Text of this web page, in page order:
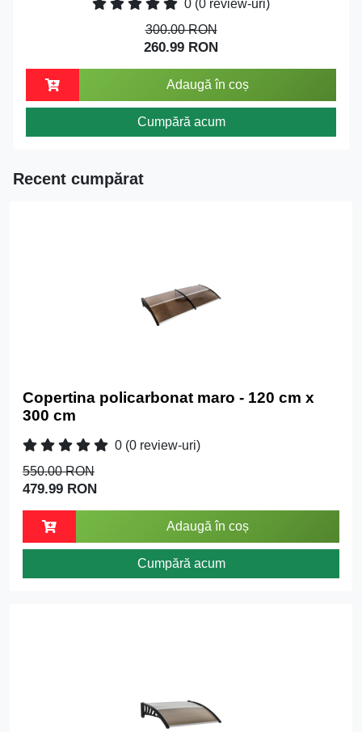
0 (0 review-uri)
300.00 RON
260.99 RON
Adaugă în coș
Cumpără acum
Recent cumpărat
Copertina policarbonat maro - 120 cm x
300 cm
0 (0 review-uri)
550.00 RON
479.99 RON
Adaugă în coș
Cumpără acum